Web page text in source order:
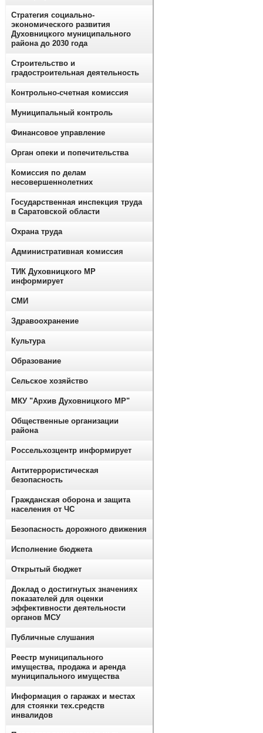
Стратегия социально-
экономического развития
Духовницкого муниципального
района до 2030 года
Строительство и
градостроительная деятельность
Контрольно-счетная комиссия
Муниципальный контроль
Финансовое управление
Орган опеки и попечительства
Комиссия по делам
несовершеннолетних
Государственная инспекция труда
в Саратовской области
Охрана труда
Административная комиссия
ТИК Духовницкого МР
информирует
СМИ
Здравоохранение
Культура
Образование
Сельское хозяйство
МКУ "Архив Духовницкого МР"
Общественные организации
района
Россельхозцентр информирует
Антитеррористическая
безопасность
Гражданская оборона и защита
населения от ЧС
Безопасность дорожного движения
Исполнение бюджета
Открытый бюджет
Доклад о достигнутых значениях
показателей для оценки
эффективности деятельности
органов МСУ
Публичные слушания
Реестр муниципального
имущества, продажа и аренда
муниципального имущества
Информация о гаражах и местах
для стоянки тех.средств
инвалидов